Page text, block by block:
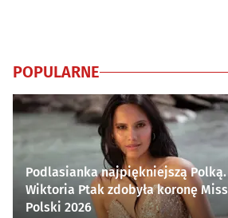
POPULARNE
Podlasianka najpiękniejszą Polką.
Wiktoria Ptak zdobyła koronę Miss
Polski 2026